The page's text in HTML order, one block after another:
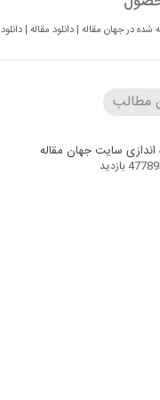
در جهان مقاله | دانلود مقاله | دانلود
مطالب
اندازی سایت جهان مقاله
بازدید